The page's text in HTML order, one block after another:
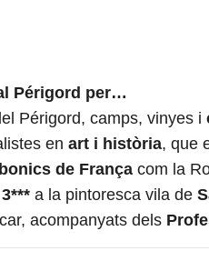
Périgord per…
Périgord, camps, vinyes i
en art i història, que
de França com la
a la pintoresca vila de
acompanyats dels